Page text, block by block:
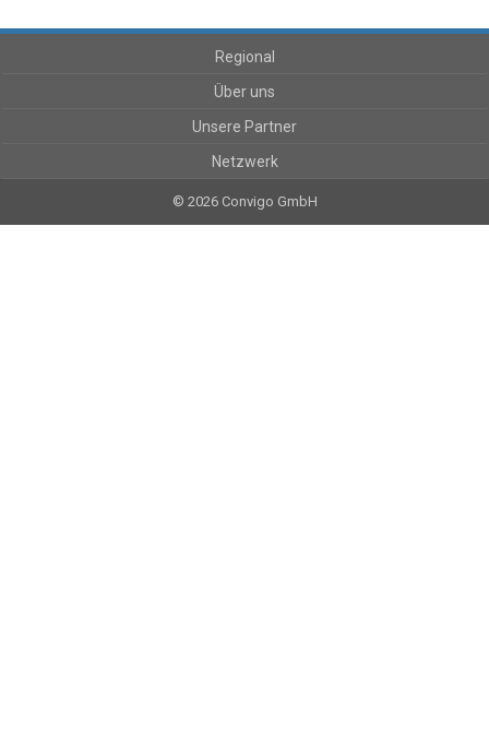
Regional
Über uns
Unsere Partner
Netzwerk
© 2026 Convigo GmbH